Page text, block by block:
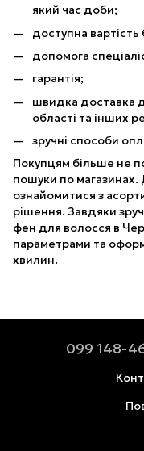
який час доби;
доступна
допомога
гарантія;
швидка доставка
області та інших
зручні способи
Покупцям більше не
пошуки по магазинах.
ознайомитися з
рішення. Завдяки
фен для волосся в
параметрами та
хвилин.
099 148-